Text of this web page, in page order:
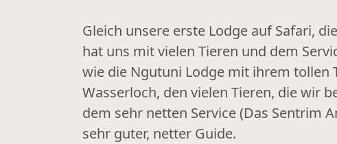
Gleich unsere erste Lodge auf Safari,
hat uns mit vielen Tieren und dem
wie die Ngutuni Lodge mit ihrem tollen
Wasserloch, den vielen Tieren, die wir
dem sehr netten Service (Das Sentrim
sehr guter, netter Guide.